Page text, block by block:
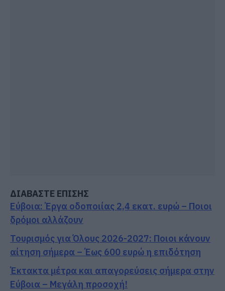
ΔΙΑΒΑΣΤΕ ΕΠΙΣΗΣ
Εύβοια: Έργα οδοποιίας 2,4 εκατ. ευρώ – Ποιοι
δρόμοι αλλάζουν
Τουρισμός για Όλους 2026-2027: Ποιοι κάνουν
αίτηση σήμερα – Έως 600 ευρώ η επιδότηση
Έκτακτα μέτρα και απαγορεύσεις σήμερα στην
Εύβοια – Μεγάλη προσοχή!